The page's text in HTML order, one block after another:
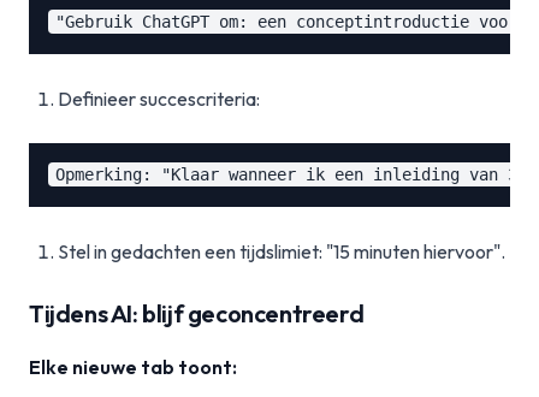
Definieer succescriteria:
Stel in gedachten een tijdslimiet: "15 minuten hiervoor".
Tijdens AI: blijf geconcentreerd
Elke nieuwe tab toont: